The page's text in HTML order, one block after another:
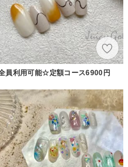
員利用可能☆定額コース6900円